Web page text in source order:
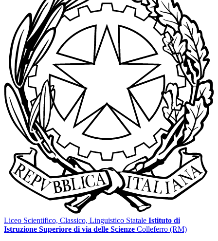
Liceo Scientifico, Classico, Linguistico Statale Istituto di
Istruzione Superiore di via delle Scienze Colleferro (RM)